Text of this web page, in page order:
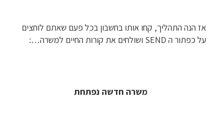
אז הנה התהליך, קחו אותו בחשבון בכל פעם שאתם לוחצים
על כפתור ה SEND ושולחים את קורות החיים למשרה…:
משרה חדשה נפתחת